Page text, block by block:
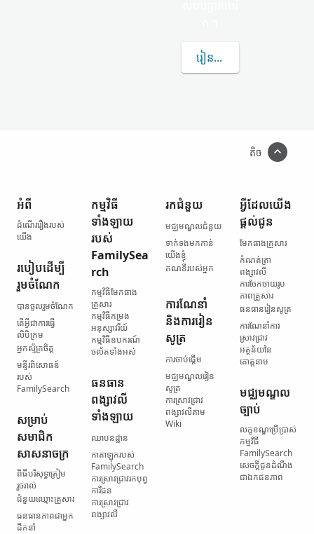
រៀន​បន្ថែម​ទៀត​អំពី
តិច
អំពី
ដំណើររឿង​របស់​
យើង
របៀប​ដើម្បី​
រួមចំណែក
បានចូលរួមចំណែក
តើ​អ្វី​ជា​ការធ្វើ​
លិបិក្រម
អ្នកស្ម័គ្រចិត្ត
មន្ទីរ​ពិសោធន៍​
របស់
FamilySearch
សម្រាប់​
សមាជិក​
សាសនាចក្រ
ពិធី​បរិសុទ្ធ​ត្រៀម​
រួចរាល់
ជំនួយ​ឈ្មោះ​គ្រួសារ
ធនធាន​ភាពជាអ្នក
ដឹកនាំ
កម្មវិធី​
ទាំងឡាយ​
របស់
FamilySea
rch
កម្មវិធី​មែកធាង​
គ្រួសារ
កម្មវិធី​កម្រង​
អនុស្សាវរីយ៍
កម្មវិធី​ឧបករណ៍​
ចល័ត​ទាំងអស់
ធនធាន​
ពង្សាវលី​
ទាំងឡាយ
ឈាបនដ្ឋាន
កាតាឡុក​របស់
FamilySearch
ការស្រាវជ្រាវ​រក​បុព្វ
ការីជន
ការស្រាវជ្រាវ​
ពង្សាវលី
រក​ជំនួយ
មជ្ឈមណ្ឌល​ជំនួយ
ទាក់ទង​មកកាន់​
យើងខ្ញុំ
គណនី​របស់​អ្នក
ការណែនាំ
និង​ការរៀន
សូត្រ
ការចាប់ផ្ដើម
មជ្ឈមណ្ឌល​រៀន
សូត្រ
ការស្រាវជ្រាវ​
ពង្សាវលី​តាម
Wiki
អ្វី​ដែល​យើង​
ផ្ដល់ជូន
មែកធាង​គ្រួសារ
កំណត់ត្រា​
ពង្សាវលី
ការចែកចាយ​រូប
ភាព​គ្រួសារ
ធនធាន​រៀនសូត្រ
ការណែនាំ​ការ
ស្រាវជ្រាវ
អត្ថន័យ​នៃ​
គោត្តនាម
មជ្ឈមណ្ឌល​
ច្បាប់
លក្ខខណ្ឌ​ប្រើប្រាស់​
កម្មវិធី
FamilySearch
សេចក្តីជូនដំណឹង​
ជា​ឯកជនភាព